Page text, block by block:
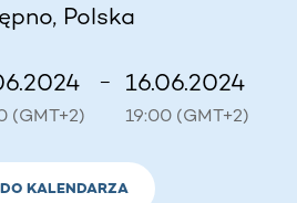
Polska
(GMT+2)
– 16.06.2024
19:00 (GMT+2)
KALENDARZA